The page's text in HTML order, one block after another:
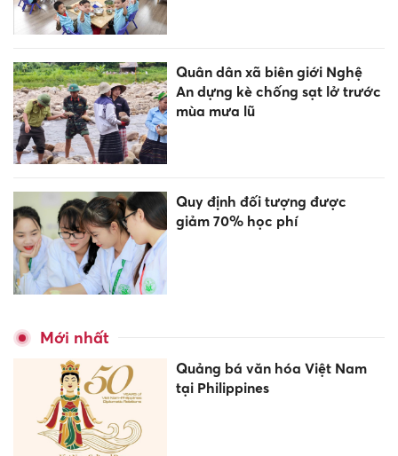
Quân dân xã biên giới Nghệ
An dựng kè chống sạt lở trước
mùa mưa lũ
Quy định đối tượng được
giảm 70% học phí
Mới nhất
Quảng bá văn hóa Việt Nam
tại Philippines